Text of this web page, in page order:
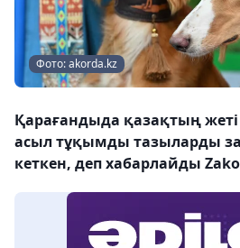
Фото: akorda.kz
Қарағандыда қазақтың
асыл тұқымды тазыларды
кеткен, деп хабарлайды